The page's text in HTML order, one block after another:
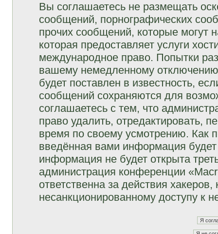
Вы соглашаетесь не размещать
сообщений, порнографических
прочих сообщений, которые могут
которая предоставляет услуги
международное право. Попытки
вашему немедленному
будет поставлен в известность,
сообщений сохраняются для
соглашаетесь с тем, что
право удалить, отредактировать,
время по своему усмотрению. Как
введённая вами информация
информация не будет открыта
администрация конференции
ответственна за действия
несанкционированному доступу к